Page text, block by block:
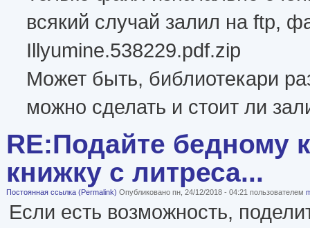
всякий случай залил на ftp,
Illyumine.538229.pdf.zip
Может быть, библиотекари
можно сделать и стоит ли
RE:Подайте бедному
книжку с литреса...
Постоянная ссылка (Permalink) Опубликовано пн, 24/12/2018 - 04:21 пользователем
Если есть возможность,